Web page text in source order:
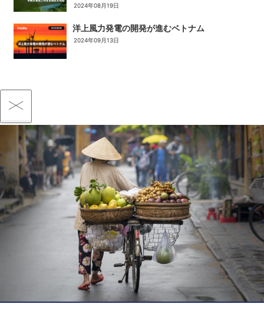
2024年08月19日
洋上風力発電の開発が進むベトナム
2024年09月13日